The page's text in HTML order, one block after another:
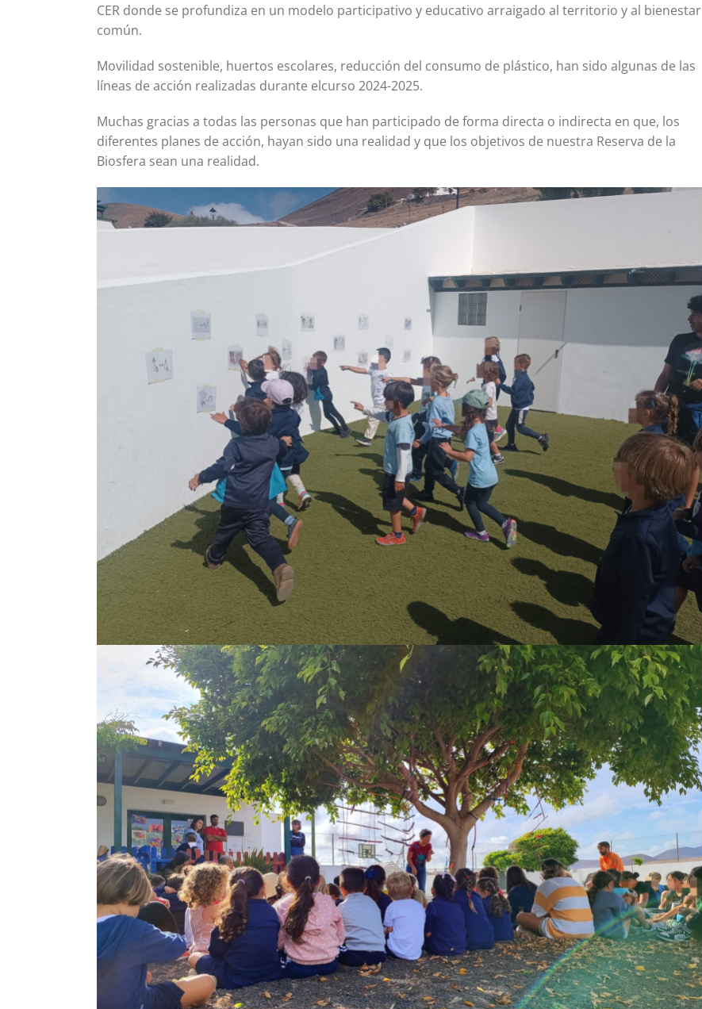
CER donde se profundiza en un modelo participativo y educativo arraigado al territorio y al bienestar
común.
Movilidad sostenible, huertos escolares, reducción del consumo de plástico, han sido algunas de las
líneas de acción realizadas durante elcurso 2024-2025.
Muchas gracias a todas las personas que han participado de forma directa o indirecta en que, los
diferentes planes de acción, hayan sido una realidad y que los objetivos de nuestra Reserva de la
Biosfera sean una realidad.